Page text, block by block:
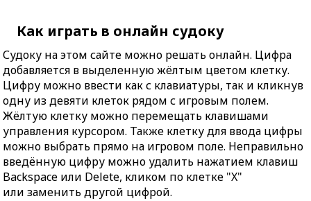
Как играть в онлайн судоку
Судоку на этом сайте можно решать онлайн. Цифра
добавляется в выделенную жёлтым цветом клетку.
Цифру можно ввести как с клавиатуры, так и кликнув
одну из девяти клеток рядом с игровым полем.
Жёлтую клетку можно перемещать клавишами
управления курсором. Также клетку для ввода цифры
можно выбрать прямо на игровом поле. Неправильно
введённую цифру можно удалить нажатием клавиш
Backspace или Delete, кликом по клетке "X"
или заменить другой цифрой.